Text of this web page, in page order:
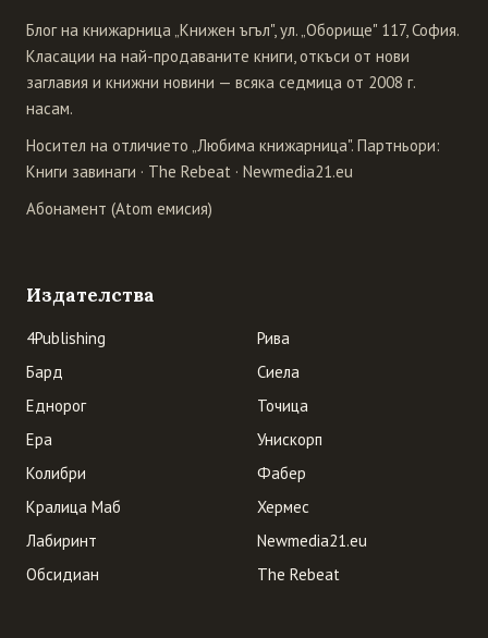
Блог на книжарница „Книжен ъгъл", ул. „Оборище" 117, София.
Класации на най-продаваните книги, откъси от нови
заглавия и книжни новини — всяка седмица от 2008 г.
насам.
Носител на отличието „Любима книжарница". Партньори:
Книги завинаги · The Rebeat · Newmedia21.eu
Абонамент (Atom емисия)
Издателства
4Publishing
Бард
Еднорог
Ера
Колибри
Кралица Маб
Лабиринт
Обсидиан
Рива
Сиела
Точица
Унискорп
Фабер
Хермес
Newmedia21.eu
The Rebeat